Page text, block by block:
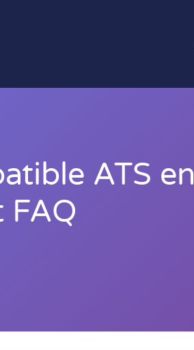
ATS en
FAQ